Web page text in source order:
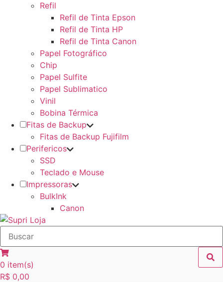
Refil
Refil de Tinta Epson
Refil de Tinta HP
Refil de Tinta Canon
Papel Fotográfico
Chip
Papel Sulfite
Papel Sublimatico
Vinil
Bobina Térmica
Fitas de Backup
Fitas de Backup Fujifilm
Perifericos
SSD
Teclado e Mouse
Impressoras
BulkInk
Canon
0 item(s)
R$ 0,00